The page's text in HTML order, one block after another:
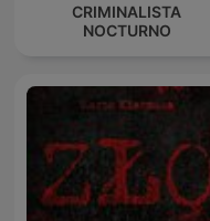
CRIMINALISTA
NOCTURNO